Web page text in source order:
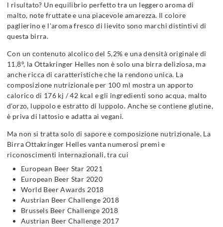
l risultato? Un equilibrio perfetto tra un leggero aroma di
malto, note fruttate e una piacevole amarezza. Il colore
paglierino e l'aroma fresco di lievito sono marchi distintivi di
questa birra.
Con un contenuto alcolico del 5,2% e una densità originale di
11,8°, la Ottakringer Helles non è solo una birra deliziosa, ma
anche ricca di caratteristiche che la rendono unica. La
composizione nutrizionale per 100 ml mostra un apporto
calorico di 176 kj / 42 kcal e gli ingredienti sono acqua, malto
d'orzo, luppolo e estratto di luppolo. Anche se contiene glutine,
è priva di lattosio e adatta ai vegani.
Ma non si tratta solo di sapore e composizione nutrizionale. La
Birra Ottakringer Helles vanta numerosi premi e
riconoscimenti internazionali, tra cui
European Beer Star 2021
European Beer Star 2020
World Beer Awards 2018
Austrian Beer Challenge 2018
Brussels Beer Challenge 2018
Austrian Beer Challenge 2017